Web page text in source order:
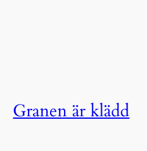
Granen är klädd